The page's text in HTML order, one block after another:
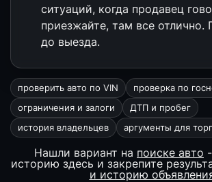
ситуаций, когда продавец
приезжайте, там все отлично.
до выезда.
проверить авто по VIN
проверка по
ограничения и залоги
ДТП и пробег
история владельцев
аргументы для
Нашли вариант на поиске авто
историю здесь и закрепите
и историю